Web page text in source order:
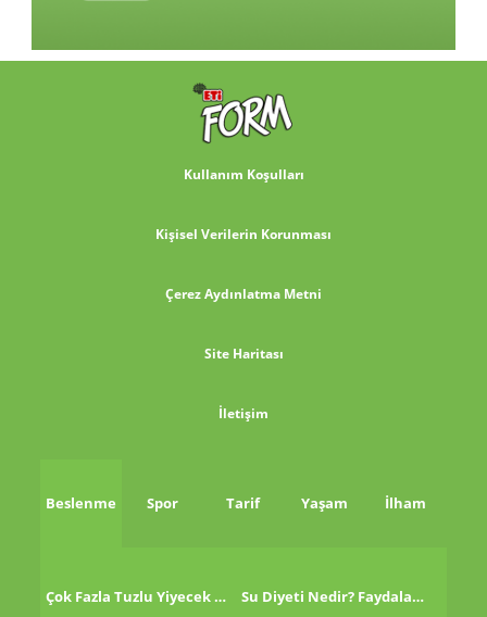
Kullanım Koşulları
Kişisel Verilerin Korunması
Çerez Aydınlatma Metni
Site Haritası
İletişim
Beslenme Spor Tarif Yaşam İlham
Çok Fazla Tuzlu Yiyecek Tükettikten Sonra Ne Yapmalı? Su Diyeti Nedir? Faydaları Nelerdir?